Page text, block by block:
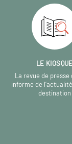
LE
La revue de presse
informe de
destination